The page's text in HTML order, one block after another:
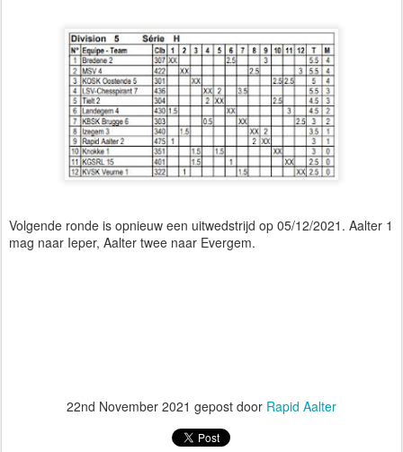
Volgende ronde is opnieuw een uitwedstrijd op 05/12/2021. Aalter 1
mag naar Ieper, Aalter twee naar Evergem.
22nd November 2021 gepost door Rapid Aalter